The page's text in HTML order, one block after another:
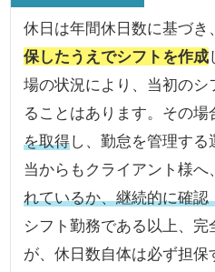
休日は年間休日数に基づき、
保したうえでシフトを作成
場の状況により、当初の
ることはあります。その場
を取得し、勤怠を管理す
当からもクライアント様へ
れているか、継続的に確認
シフト勤務である以上、
が、休日数自体は必ず担保